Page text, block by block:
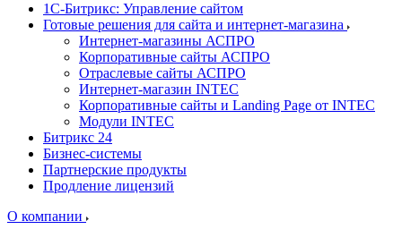
1С-Битрикс: Управление сайтом
Готовые решения для сайта и интернет-магазина
Интернет-магазины АСПРО
Корпоративные сайты АСПРО
Отраслевые сайты АСПРО
Интернет-магазин INTEC
Корпоративные сайты и Landing Page от INTEC
Модули INTEC
Битрикс 24
Бизнес-системы
Партнерские продукты
Продление лицензий
О компании